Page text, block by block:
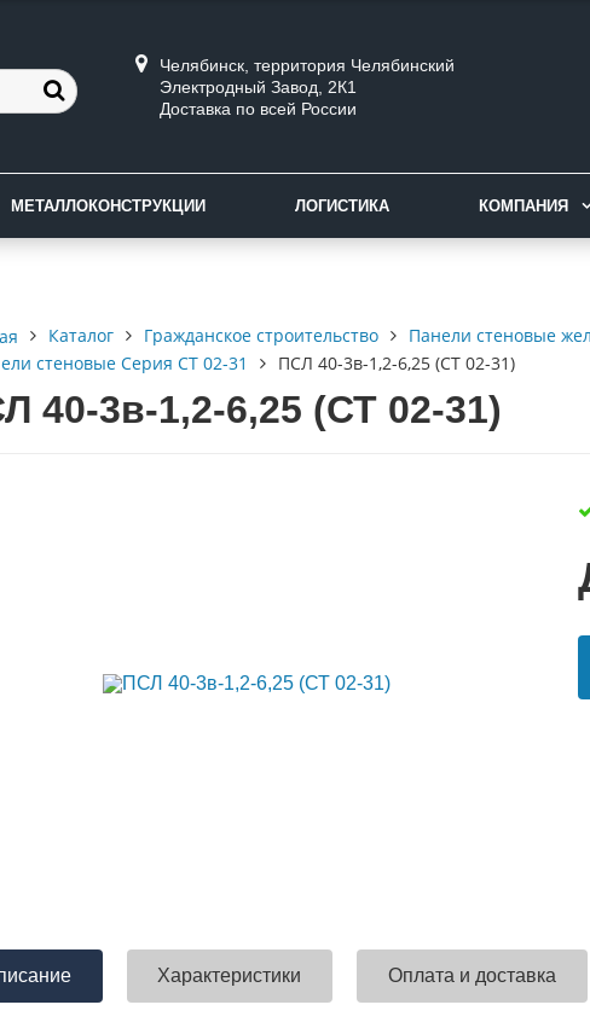
Челябинск, территория Челябинский
Электродный Завод, 2К1
Доставка по всей России
МЕТАЛЛОКОНСТРУКЦИИ ЛОГИСТИКА КОМПАНИЯ
Каталог Гражданское строительство
Панели стеновые
стеновые Серия СТ 02-31
ПСЛ 40-3в-1,2-6,25 (СТ 02-31)
40-3в-1,2-6,25 (СТ 02-31)
Характеристики Оплата и доставка